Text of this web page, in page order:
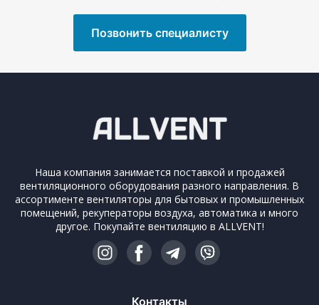
Позвонить специалисту
Наша компания занимается поставкой и продажей
вентиляционного оборудования разного направления. В
ассортименте вентиляторы для бытовых и промышленных
помещений, рекуператоры воздуха, автоматика и много
другое. Покупайте вентиляцию в ALLVENT!
Контакты